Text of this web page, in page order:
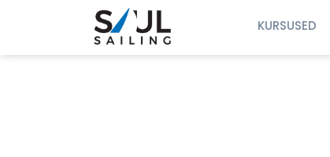
KURSUSED